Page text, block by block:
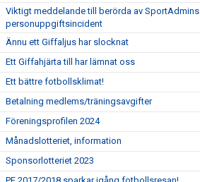
Viktigt meddelande till berörda av SportAdmins
personuppgiftsincident
Ännu ett Giffaljus har slocknat
Ett Giffahjärta till har lämnat oss
Ett bättre fotbollsklimat!
Betalning medlems/träningsavgifter
Föreningsprofilen 2024
Månadslotteriet, information
Sponsorlotteriet 2023